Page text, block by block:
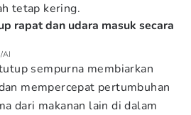
tetap kering.
rapat dan udara masuk secara
AI
sempurna membiarkan
mempercepat pertumbuhan
dari makanan lain di dalam